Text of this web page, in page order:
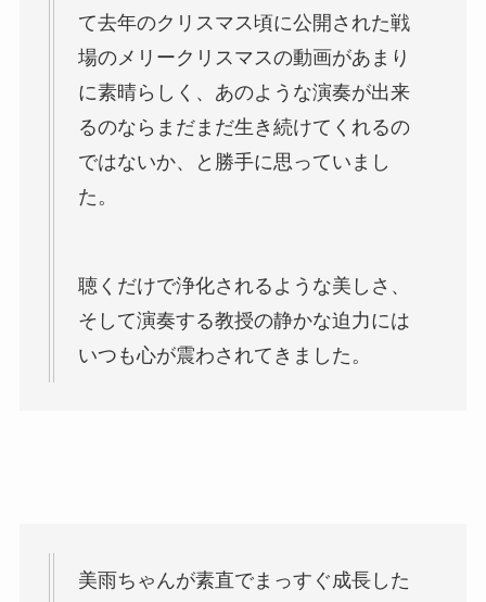
て去年のクリスマス頃に公開された戦
場のメリークリスマスの動画があまり
に素晴らしく、あのような演奏が出来
るのならまだまだ生き続けてくれるの
ではないか、と勝手に思っていまし
た。
聴くだけで浄化されるような美しさ、
そして演奏する教授の静かな迫力には
いつも心が震わされてきました。
美雨ちゃんが素直でまっすぐ成長した